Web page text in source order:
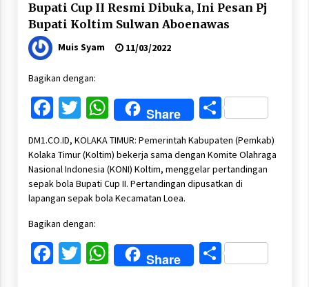
Bupati Cup II Resmi Dibuka, Ini Pesan Pj
Bupati Koltim Sulwan Aboenawas
Muis Syam 11/03/2022
Bagikan dengan:
Facebook
Twitter
WhatsApp
Share Share
DM1.CO.ID, KOLAKA TIMUR: Pemerintah Kabupaten (Pemkab)
Kolaka Timur (Koltim) bekerja sama dengan Komite Olahraga
Nasional Indonesia (KONI) Koltim, menggelar pertandingan
sepak bola Bupati Cup II. Pertandingan dipusatkan di
lapangan sepak bola Kecamatan Loea.
Bagikan dengan:
Facebook
Twitter
WhatsApp
Share Share